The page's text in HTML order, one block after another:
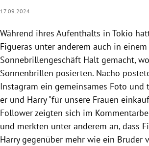
17.09.2024
Während ihres Aufenthalts in Tokio
Figueras unter anderem auch in einem
Sonnebrillengeschäft Halt gemacht,
Sonnenbrillen posierten. Nacho
Instagram ein gemeinsames Foto und
er und Harry "für unsere Frauen
Follower zeigten sich im
und merkten unter anderem an, dass
Harry gegenüber mehr wie ein Bruder